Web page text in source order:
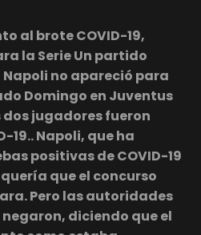
al brote COVID-19,
la Serie Un partido
no apareció para
Domingo en Juventus
dos jugadores fueron
19.. Napoli, que ha
positivas de COVID-19
que el concurso
Pero las autoridades
diciendo que el